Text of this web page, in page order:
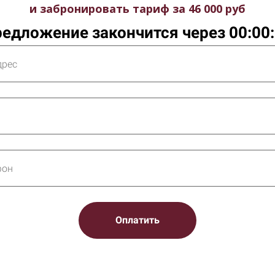
и забронировать тариф за 46 000 руб
закончится через
Оплатить